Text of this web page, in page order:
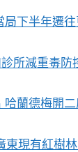
下半年遷
所減重毒防
蘭德梅開
東現有紅樹